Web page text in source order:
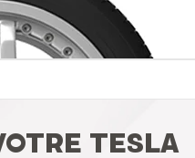
TESLA